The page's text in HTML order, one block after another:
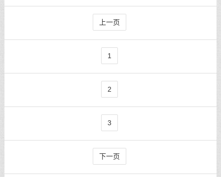
上一页
1
2
3
下一页